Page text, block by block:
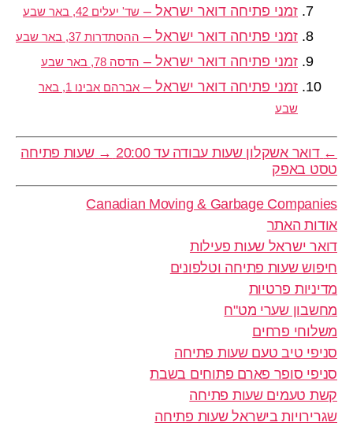
זמני פתיחה דואר ישראל – שד' יעלים 42, באר שבע
זמני פתיחה דואר ישראל – ההסתדרות 37, באר שבע
זמני פתיחה דואר ישראל – הדסה 78, באר שבע
זמני פתיחה דואר ישראל –
אברהם אבינו 1, באר
שבע
← דואר אשקלון שעות עבודה עד 20:00 → שעות פתיחה
טסט באפק
Canadian Moving & Garbage Companies
אודות האתר
דואר ישראל שעות פעילות
חיפוש שעות פתיחה וטלפונים
מדיניות פרטיות
מחשבון שערי מט"ח
משלוחי פרחים
סניפי טיב טעם שעות פתיחה
סניפי סופר פארם פתוחים בשבת
קשת טעמים שעות פתיחה
שגרירויות בישראל שעות פתיחה